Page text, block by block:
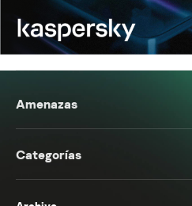
Amenazas
Categorías